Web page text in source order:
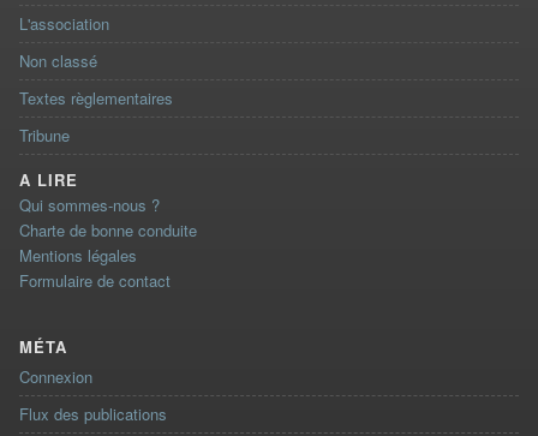
L'association
Non classé
Textes règlementaires
Tribune
A LIRE
Qui sommes-nous ?
Charte de bonne conduite
Mentions légales
Formulaire de contact
MÉTA
Connexion
Flux des publications